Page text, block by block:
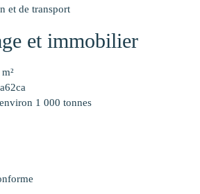
et de transport
et immobilier
1 000 tonnes